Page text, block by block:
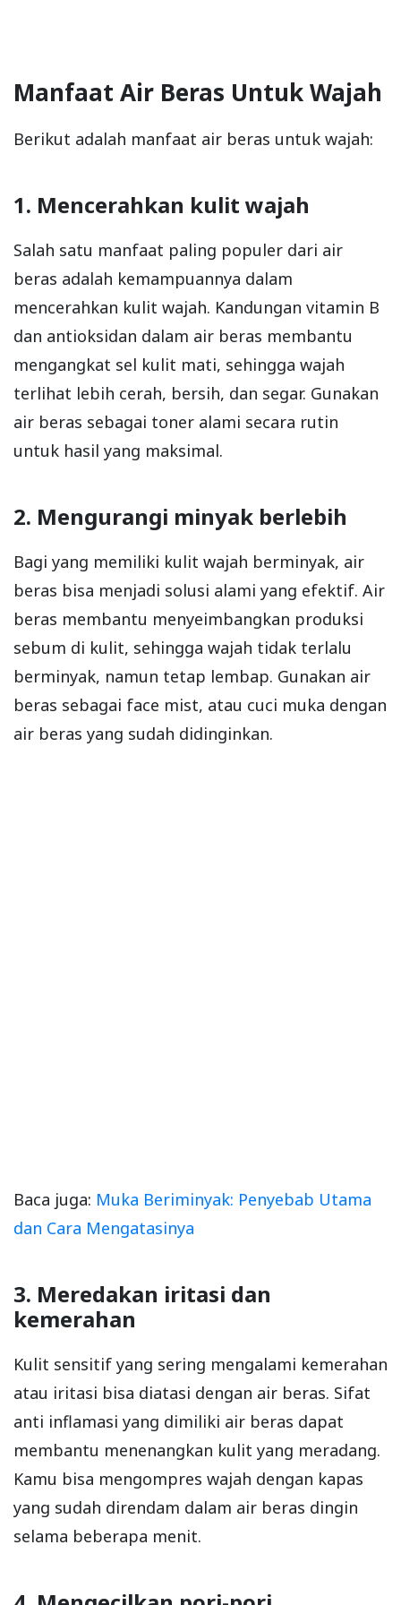
Manfaat Air Beras Untuk Wajah
Berikut adalah manfaat air beras untuk wajah:
1. Mencerahkan kulit wajah
Salah satu manfaat paling populer dari air
beras adalah kemampuannya dalam
mencerahkan kulit wajah. Kandungan vitamin B
dan antioksidan dalam air beras membantu
mengangkat sel kulit mati, sehingga wajah
terlihat lebih cerah, bersih, dan segar. Gunakan
air beras sebagai toner alami secara rutin
untuk hasil yang maksimal.
2. Mengurangi minyak berlebih
Bagi yang memiliki kulit wajah berminyak, air
beras bisa menjadi solusi alami yang efektif. Air
beras membantu menyeimbangkan produksi
sebum di kulit, sehingga wajah tidak terlalu
berminyak, namun tetap lembap. Gunakan air
beras sebagai face mist, atau cuci muka dengan
air beras yang sudah didinginkan.
Baca juga: Muka Beriminyak: Penyebab Utama
dan Cara Mengatasinya
3. Meredakan iritasi dan
kemerahan
Kulit sensitif yang sering mengalami kemerahan
atau iritasi bisa diatasi dengan air beras. Sifat
anti inflamasi yang dimiliki air beras dapat
membantu menenangkan kulit yang meradang.
Kamu bisa mengompres wajah dengan kapas
yang sudah direndam dalam air beras dingin
selama beberapa menit.